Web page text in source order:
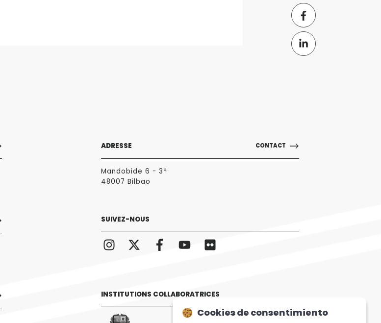
ADRESSE CONTACT
Mandobide 6 - 3º
48007 Bilbao
SUIVEZ-NOUS
INSTITUTIONS COLLABORATRICES
Cookies de consentimiento